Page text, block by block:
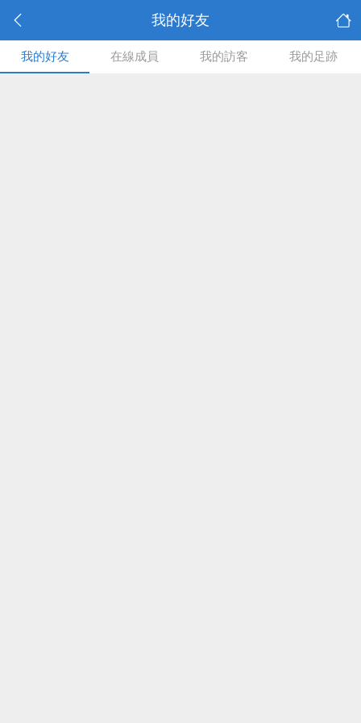
我的好友
我的好友 在線成員 我的訪客 我的足跡